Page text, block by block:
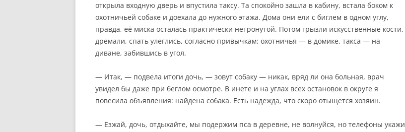
открыла входную дверь и впустила таксу. Та спокойно зашла в кабину, встала боком к
охотничьей собаке и доехала до нужного этажа. Дома они ели с биглем в одном углу,
правда, её миска осталась практически нетронутой. Потом грызли искусственные кости,
дремали, спать улеглись, согласно привычкам: охотничья — в домике, такса — на
диване, забившись в угол.
— Итак, — подвела итоги дочь, — зовут собаку — никак, вряд ли она больная, врач
увидел бы даже при беглом осмотре. В инете и на углах всех остановок в округе я
повесила объявления: найдена собака. Есть надежда, что скоро отыщется хозяин.
— Езжай, дочь, отдыхайте, мы подержим пса в деревне, не волнуйся, но телефоны укажи